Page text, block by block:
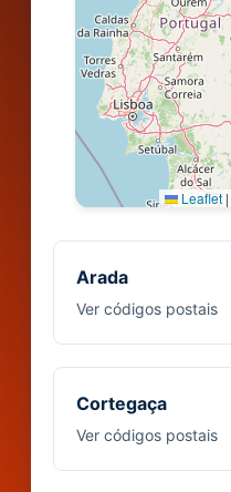
Leaflet |
Arada
Ver códigos postais
Cortegaça
Ver códigos postais